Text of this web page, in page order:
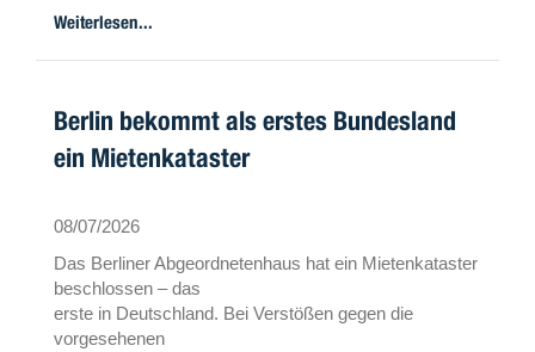
Knattern eines Faxgerätes? Ungefähr so veraltet
werden heutige
Softwarelösungen für die Verwaltung bald sein. Intuitive
Prozessketten, die durch eine Aktion ausgelöst und
vollständig autonom
weiterbearbeitet werden und ein System, das aktiv
gehören.
Weiterlesen...
Berlin bekommt als erstes Bundesland
ein Mietenkataster
08/07/2026
Das Berliner Abgeordnetenhaus hat ein Mietenkataster
beschlossen – das
erste in Deutschland. Bei Verstößen gegen die
vorgesehenen